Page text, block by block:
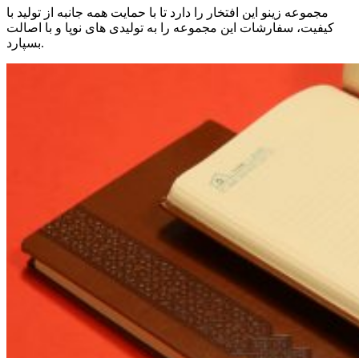
مجموعه زینو این افتخار را دارد تا با حمایت همه جانبه از تولید با
کیفیت، سفارشات این مجموعه را به تولیدی های نوپا و با اصالت
بسپارد.